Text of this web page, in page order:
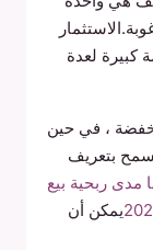
كبيرة لعدة
، في حين
بتعريف
مدى ربحية بيع
يمكن أن